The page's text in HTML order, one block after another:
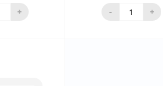
+ - +
Нема в наявності